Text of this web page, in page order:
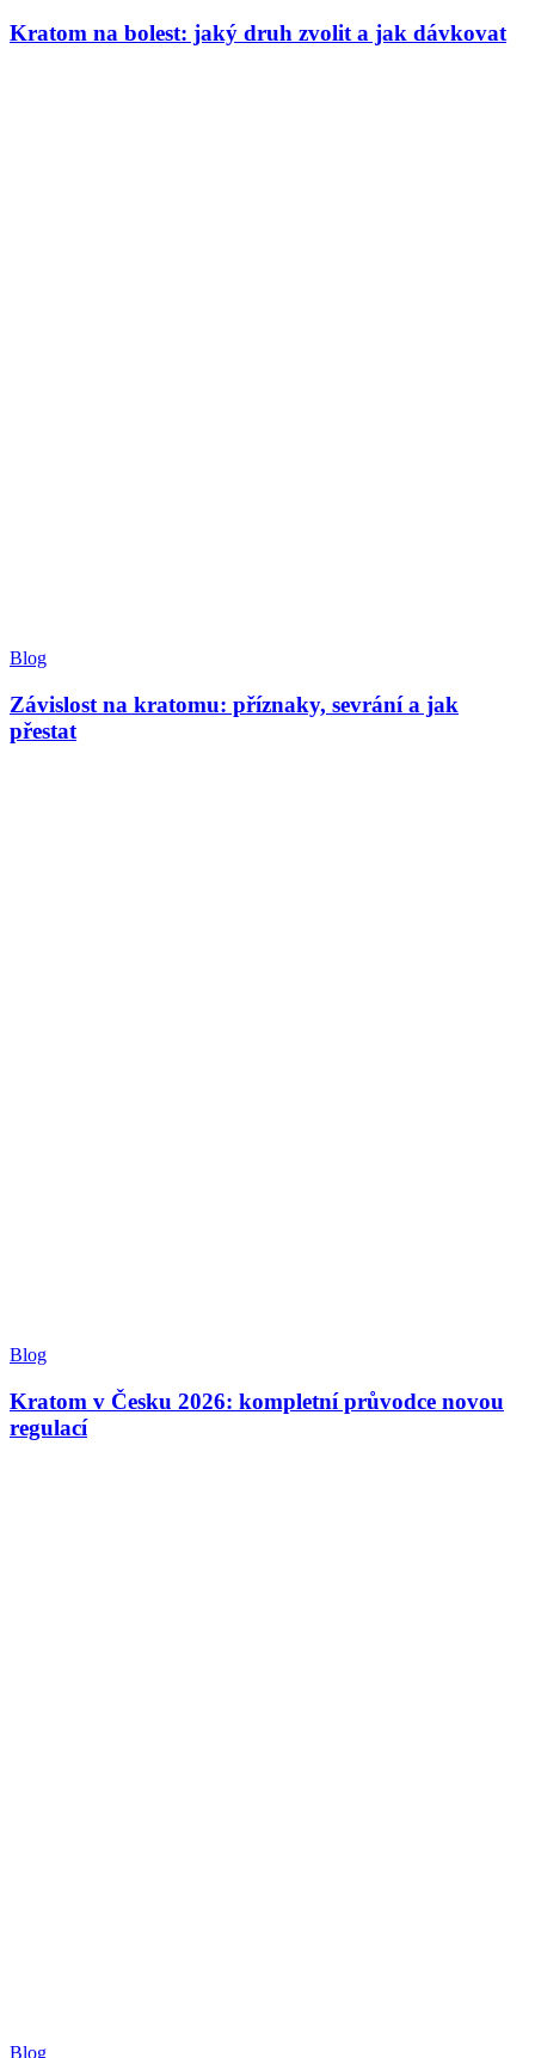
Kratom na bolest: jaký druh zvolit a jak dávkovat
Blog
Závislost na kratomu: příznaky, sevrání a jak
přestat
Blog
Kratom v Česku 2026: kompletní průvodce novou
regulací
Blog